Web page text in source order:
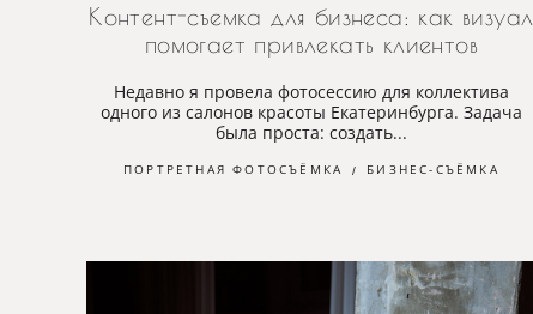
Контент-съемка для бизнеса: как визуал
помогает привлекать клиентов
Недавно я провела фотосессию для коллектива
одного из салонов красоты Екатеринбурга. Задача
была проста: создать...
ПОРТРЕТНАЯ ФОТОСЪЁМКА БИЗНЕС-СЪЁМКА